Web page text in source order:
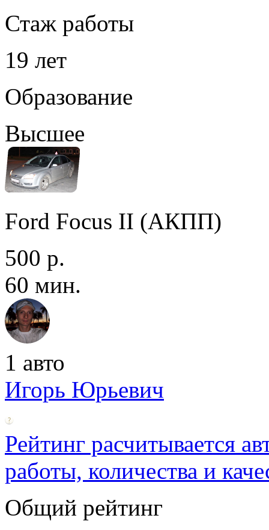
Стаж работы
19 лет
Образование
Высшее
Ford Focus II (АКПП)
500 р.
60 мин.
1 авто
Игорь Юрьевич
Рейтинг расчитывается
работы, количества и
Общий рейтинг